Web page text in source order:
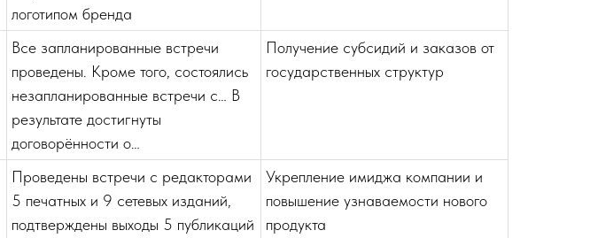
логотипом бренда
Все запланированные встречи
проведены. Кроме того, состоялись
незапланированные встречи с… В
результате достигнуты
договорённости о…
Получение субсидий и заказов от
государственных структур
Проведены встречи с редакторами
5 печатных и 9 сетевых изданий,
подтверждены выходы 5 публикаций
Укрепление имиджа компании и
повышение узнаваемости нового
продукта